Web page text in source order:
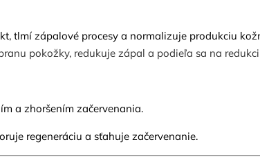
tlmí zápalové procesy a normalizuje produkciu
pokožky, redukuje zápal a podieľa sa na
a zhoršením začervenania.
regeneráciu a sťahuje začervenanie.